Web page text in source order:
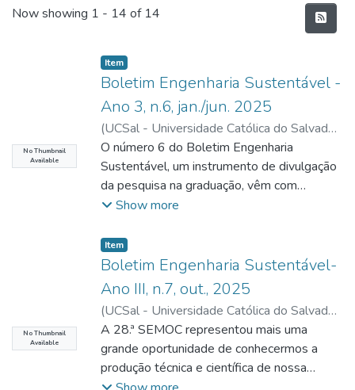
Recent Submissions
Now showing 1 - 14 of 14
No Thumbnail
Available
Item type:
Item,
Boletim Engenharia Sustentável -
Ano 3, n.6, jan./jun. 2025
(UCSal - Universidade Católica do Salvador
2025-06 )Nunes Filho, Fernando Barreto
(Editor);Vilasboas, José Marcilio Ladeia
(Conselho Editorial);Neves, Julia Barbosa
(Conselho Editorial)
El Sayegh (Conselho Editorial)
Pirajá (Conselho Editorial) ;Burgos, Paulo
César (Conselho Editorial);Carvalho, Silvana
Sá de (Conselho Editorial)
O número 6 do Boletim Engenharia
Sustentável, um instrumento de divulgação
da pesquisa na graduação, vêm com
algumas mudanças estruturais em termos
e reforçada do Conselho Editorial e
permanece com o objetivo de cumprir
algumas das exigências para uma revista
científica. Nesse número, foram
implementadas duas novas seções, ambas
compostas por textos mais curtos: Direto
do
Canteiro de Obras e Uma leitura de ..... A
Show more
No Thumbnail
Available
Item type:
Item,
Boletim Engenharia Sustentável-
Ano III, n.7, out., 2025
(UCSal - Universidade Católica do Salvador
2026-04-16)Nunes Filho, Fernando
Barreto (Editor);Vilasboas, José Marcilio
Ladeia (Conselho Editorial); Neves, Júlia
A 28.ª SEMOC representou mais uma
grande oportunidade de conhecermos a
produção técnica e científica de nossa